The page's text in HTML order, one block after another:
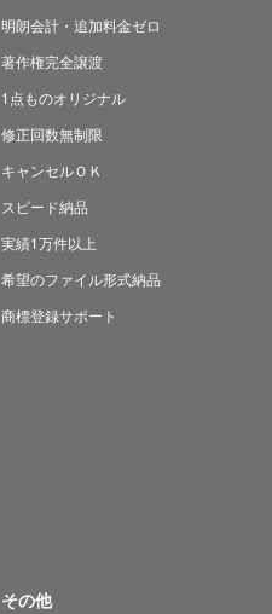
明朗会計・追加料金ゼロ
著作権完全譲渡
1点ものオリジナル
修正回数無制限
キャンセルＯＫ
スピード納品
実績1万件以上
希望のファイル形式納品
商標登録サポート
その他